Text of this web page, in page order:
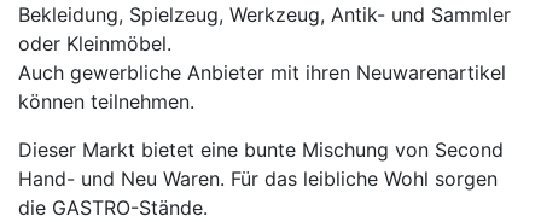
Bekleidung, Spielzeug, Werkzeug, Antik- und Sammler
oder Kleinmöbel.
Auch gewerbliche Anbieter mit ihren Neuwarenartikel
können teilnehmen.
Dieser Markt bietet eine bunte Mischung von Second
Hand- und Neu Waren. Für das leibliche Wohl sorgen
die GASTRO-Stände.